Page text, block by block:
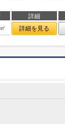
詳細
詳細を見る